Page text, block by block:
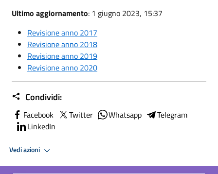
Ultimo aggiornamento: 1 giugno 2023, 15:37
Revisione anno 2017
Revisione anno 2018
Revisione anno 2019
Revisione anno 2020
Condividi:
Facebook Twitter Whatsapp
Telegram
LinkedIn
Vedi azioni